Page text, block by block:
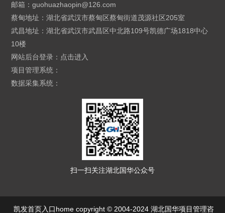
邮箱：guohuazhaopin@126.com
蔡甸地址：湖北省武汉市蔡甸区蔡甸街道茂源社区205室
武昌地址：湖北省武汉市武昌区中北路109号凯德广场1818中心
10楼
网站后台登录： 点击进入
项目管理系统：
数据采集系统：
扫一扫关注湖北国华公众号
凯发首页入口home copyright © 2004-2024 湖北国华项目管理咨